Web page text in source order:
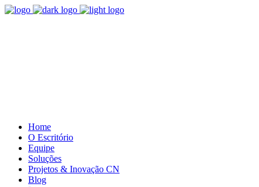
Home
O Escritório
Equipe
Soluções
Projetos & Inovação CN
Blog